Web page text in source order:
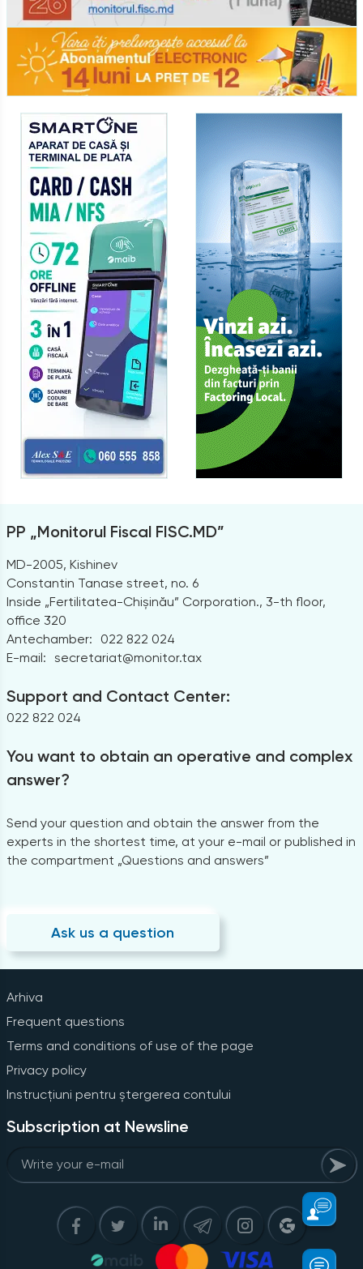
PP „Monitorul Fiscal FISC.MD”
MD-2005, Kishinev
Constantin Tanase street, no. 6
Inside „Fertilitatea-Chișinău” Corporation., 3-th floor,
office 320
Antechamber:
022 822 024
E-mail: secretariat@monitor.tax
Support and Contact Center:
022 822 024
You want to obtain an operative and complex
answer?
Send your question and obtain the answer from the
experts in the shortest time, at your e-mail or published in
the compartment „Questions and answers”
Ask us a question
Arhiva
Frequent questions
Terms and conditions of use of the page
Privacy policy
Instrucțiuni pentru ștergerea contului
Subscription at Newsline